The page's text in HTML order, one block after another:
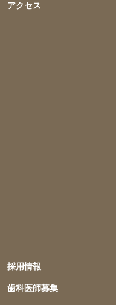
アクセス
採用情報
歯科医師募集